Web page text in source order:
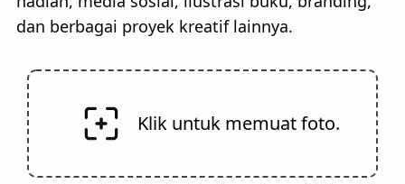
dan berbagai proyek kreatif lainnya.
Klik untuk memuat foto.